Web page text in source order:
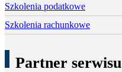
Szkolenia podatkowe
Szkolenia rachunkowe
Partner serwisu